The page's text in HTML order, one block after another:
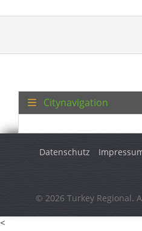
Citynavigation
Datenschutz
© 2026 Turkey Regional.
<